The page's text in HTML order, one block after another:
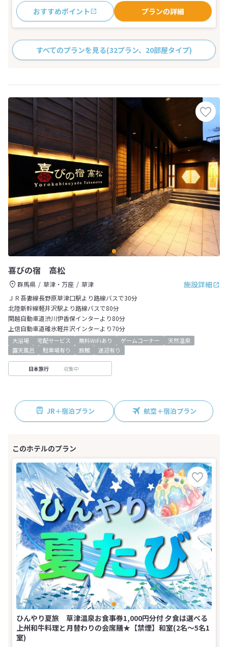
おすすめポイント プランの詳細
すべてのプランを見る(32プラン、20部屋タイプ)
喜びの宿 高松
施設詳細
群馬県 草津・万座
草津
ＪＲ吾妻線長野原草津口駅より路線バスで30分
北陸新幹線軽井沢駅より路線バスで80分
関越自動車道渋川伊香保インターより80分
上信自動車道碓氷軽井沢インターより70分
大浴場 宅配サービス 無料WiFiあり ゲームコーナー
天然温泉
露天風呂
駐車場有り 旅館 送迎有り
日本旅行 収集中
JR＋宿泊プラン 航空＋宿泊プラン
ひんやり夏旅 草津温泉お食事券1,000円分付 夕食は選べる
上州和牛料理と月替わりの会席膳★【禁煙】和室(2名～5名1
室)